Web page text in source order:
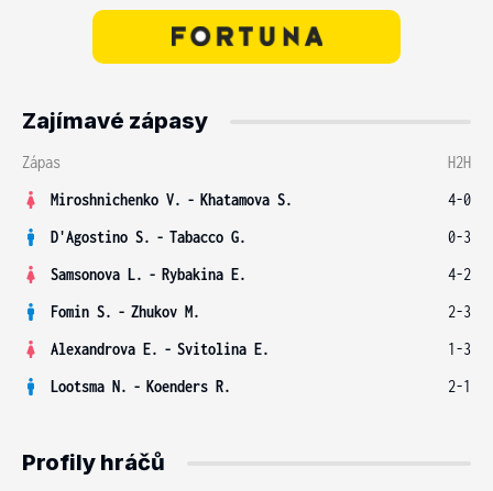
Zajímavé zápasy
Zápas
H2H
Miroshnichenko V. - Khatamova S.
4-0
D'Agostino S. - Tabacco G.
0-3
Samsonova L. - Rybakina E.
4-2
Fomin S. - Zhukov M.
2-3
Alexandrova E. - Svitolina E.
1-3
Lootsma N. - Koenders R. 2-1
Profily hráčů